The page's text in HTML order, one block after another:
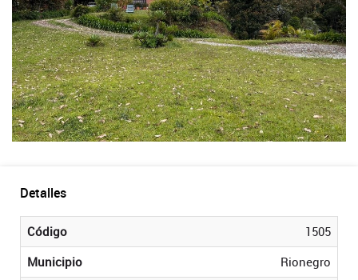
Detalles
Código
1505
Municipio
Rionegro